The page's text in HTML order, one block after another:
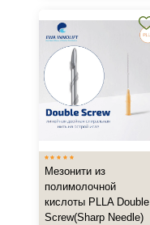
Мезонити из
полимолочной
кислоты PLLA Double
Screw(Sharp Needle)